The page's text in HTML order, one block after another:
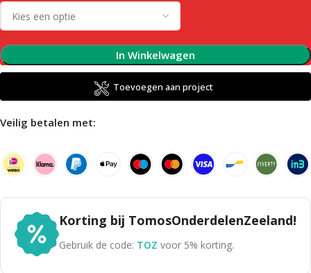
In Winkelwagen
Toevoegen aan project
Veilig betalen met:
Korting bij TomosOnderdelenZeeland!
Gebruik de code: TOZ voor 5% korting.